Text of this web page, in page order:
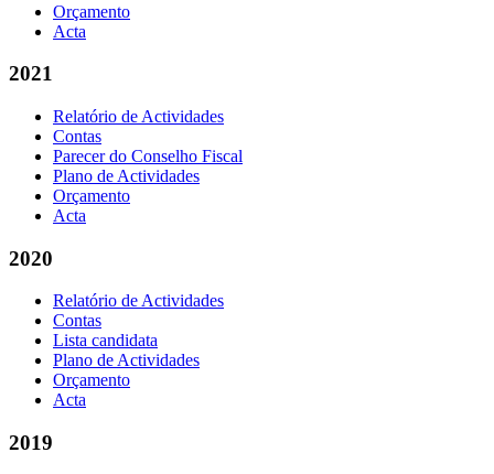
Orçamento
Acta
2021
Relatório de Actividades
Contas
Parecer do Conselho Fiscal
Plano de Actividades
Orçamento
Acta
2020
Relatório de Actividades
Contas
Lista candidata
Plano de Actividades
Orçamento
Acta
2019